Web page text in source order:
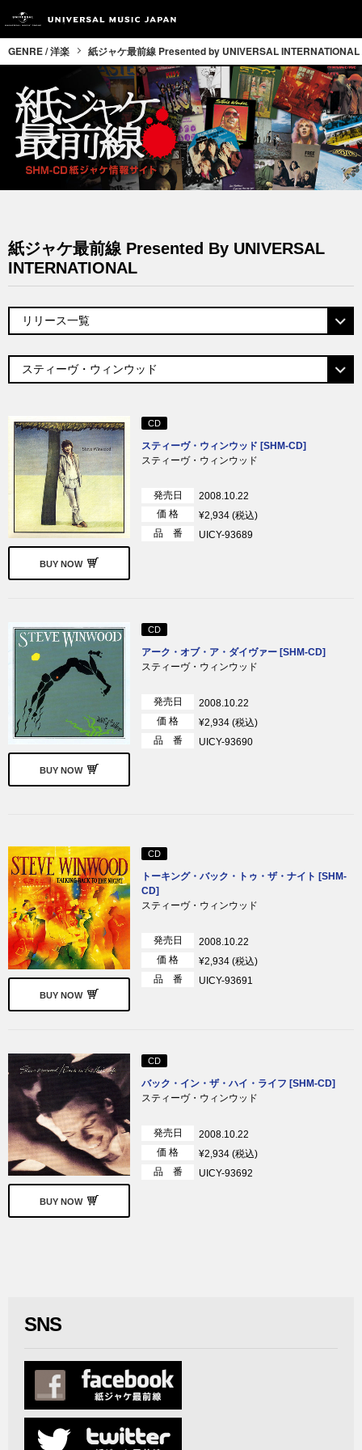
GENRE / 洋楽 紙ジャケ最前線 Presented by UNIVERSAL INTERNATIONAL
紙ジャケ最前線 Presented By UNIVERSAL
INTERNATIONAL
BUY NOW
CD
スティーヴ・ウィンウッド [SHM-CD]
スティーヴ・ウィンウッド
発売日
2008.10.22
価 格
¥2,934 (税込)
品 番
UICY-93689
BUY NOW
CD
アーク・オブ・ア・ダイヴァー [SHM-CD]
スティーヴ・ウィンウッド
発売日
2008.10.22
価 格
¥2,934 (税込)
品 番
UICY-93690
BUY NOW
CD
トーキング・バック・トゥ・ザ・ナイト [SHM-
CD]
スティーヴ・ウィンウッド
発売日
2008.10.22
価 格
¥2,934 (税込)
品 番
UICY-93691
BUY NOW
CD
バック・イン・ザ・ハイ・ライフ [SHM-CD]
スティーヴ・ウィンウッド
発売日
2008.10.22
価 格
¥2,934 (税込)
品 番
UICY-93692
SNS